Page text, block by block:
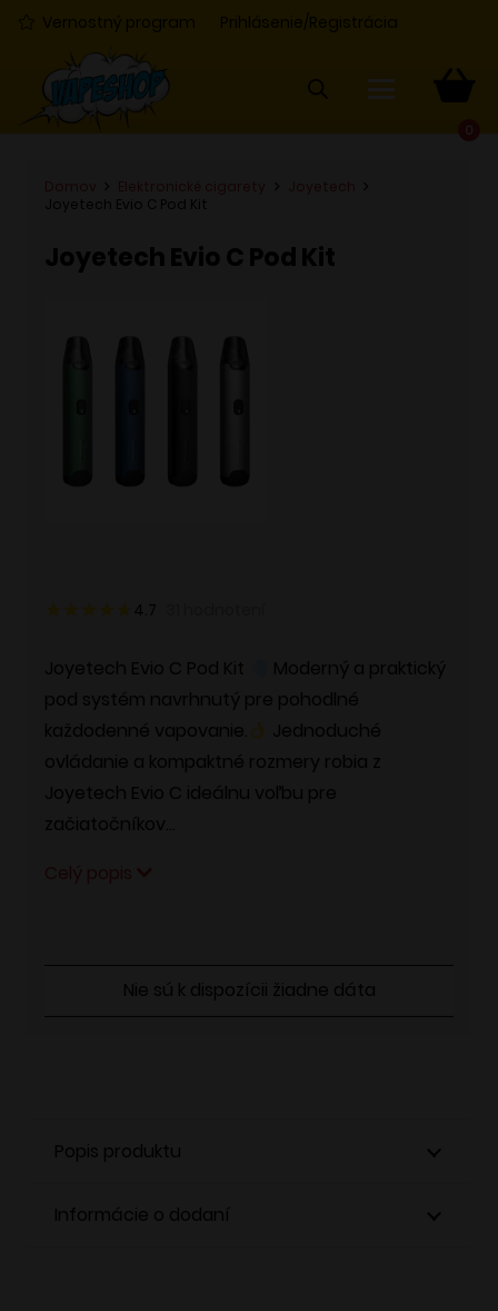
Vernostný program Prihlásenie/Registrácia
Joyetech Evio C Pod Kit
Joyetech Evio C Pod Kit
4.7
Joyetech Evio C Pod Kit
Moderný a praktický
pod systém navrhnutý pre pohodlné
každodenné vapovanie.
Jednoduché
ovládanie a kompaktné rozmery robia z
Joyetech Evio C ideálnu voľbu pre
začiatočníkov…
Nie sú k dispozícii žiadne dáta
Popis produktu
Informácie o dodaní